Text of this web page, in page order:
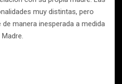
muy distintas, pero
manera inesperada a medida
Madre.